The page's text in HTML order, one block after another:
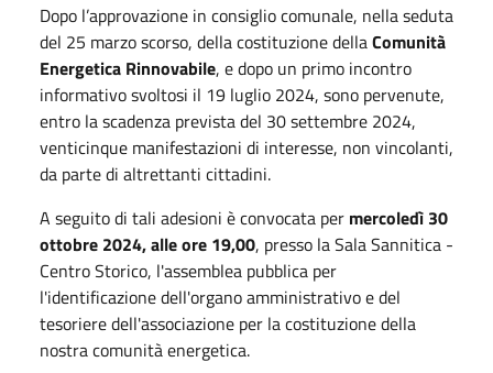
Dopo l’approvazione in consiglio comunale, nella seduta
del 25 marzo scorso, della costituzione dellaComunità
Energetica Rinnovabile, e dopo un primo incontro
informativo svoltosi il 19 luglio 2024, sono pervenute,
entro la scadenza prevista del 30 settembre 2024,
venticinque manifestazioni di interesse, non vincolanti,
da parte di altrettanti cittadini.
A seguito di tali adesioni è convocata per mercoledì 30
ottobre 2024, alle ore 19,00, presso la Sala Sannitica -
Centro Storico, l'assemblea pubblica per
l'identificazione dell'organo amministrativo e del
tesoriere dell'associazione per la costituzione della
nostra comunità energetica.